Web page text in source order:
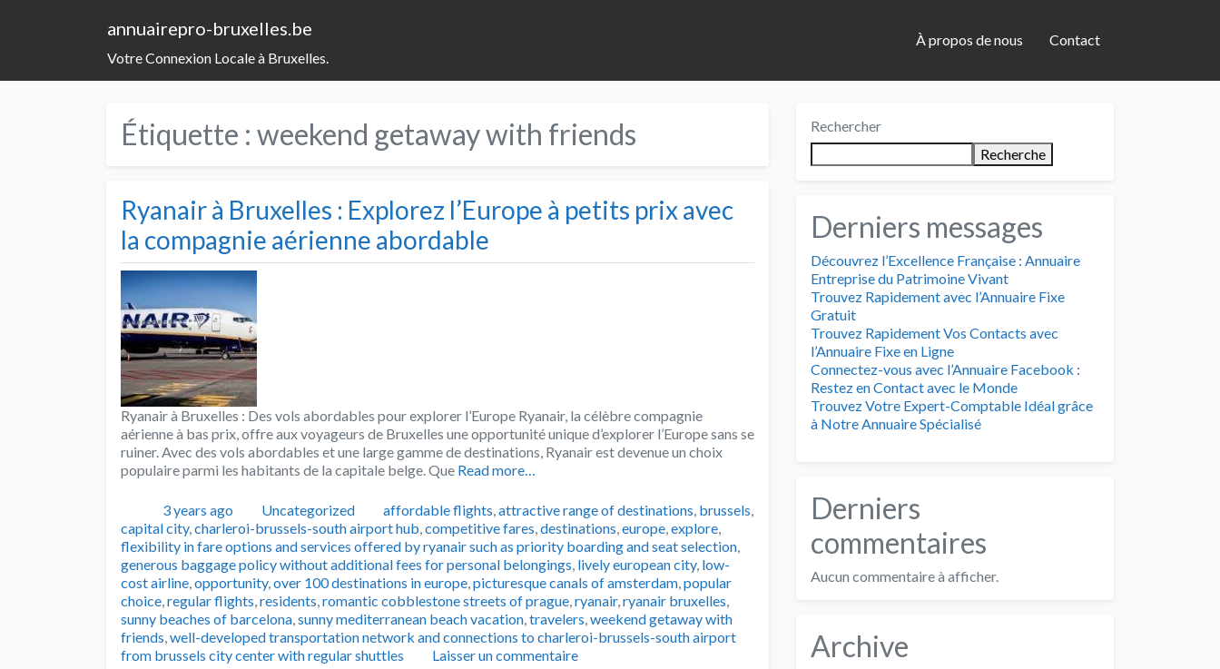
annuairepro-bruxelles.be
Votre Connexion Locale à Bruxelles.
À propos de nous Contact
Étiquette : weekend getaway with friends
Ryanair à Bruxelles : Explorez l’Europe à petits prix avec
la compagnie aérienne abordable
Ryanair à Bruxelles : Des vols abordables pour explorer l’Europe Ryanair, la célèbre compagnie
aérienne à bas prix, offre aux voyageurs de Bruxelles une opportunité unique d’explorer l’Europe sans se
ruiner. Avec des vols abordables et une large gamme de destinations, Ryanair est devenue un choix
populaire parmi les habitants de la capitale belge. Que Read more…
Publié3 years ago Catégories
Uncategorized Tags
affordable flights,attractive range of destinations, brussels,
capital city,charleroi-brussels-south airport hub,competitive fares,destinations,europe,explore,
flexibility in fare options and services offered by ryanair such as priority boarding and seat selection,
generous baggage policy without additional fees for personal belongings, lively european city, low-
cost airline,opportunity,over 100 destinations in europe,picturesque canals of amsterdam,popular
choice,regular flights,residents,romantic cobblestone streets of prague,ryanair,ryanair bruxelles,
sunny beaches of barcelona,sunny mediterranean beach vacation,travelers,weekend getaway with
friends,well-developed transportation network and connections to charleroi-brussels-south airport
from brussels city center with regular shuttles
Laisser un commentaire
Rechercher
Recherche
Derniers messages
Découvrez l’Excellence Française : Annuaire
Entreprise du Patrimoine Vivant
Trouvez Rapidement avec l’Annuaire Fixe
Gratuit
Trouvez Rapidement Vos Contacts avec
l’Annuaire Fixe en Ligne
Connectez-vous avec l’Annuaire Facebook :
Restez en Contact avec le Monde
Trouvez Votre Expert-Comptable Idéal grâce
à Notre Annuaire Spécialisé
Derniers
commentaires
Aucun commentaire à afficher.
Archive